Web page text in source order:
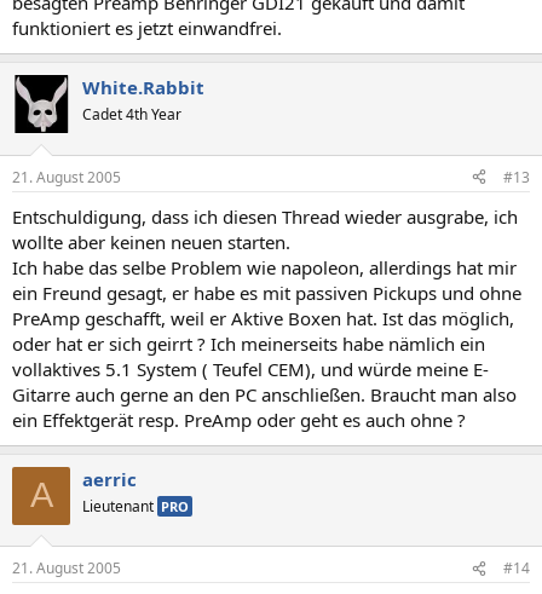
funktioniert es jetzt einwandfrei.
White.Rabbit
Cadet 4th Year
21. August 2005 #13
Entschuldigung, dass ich diesen Thread wieder ausgrabe, ich
wollte aber keinen neuen starten.
Ich habe das selbe Problem wie napoleon, allerdings hat mir
ein Freund gesagt, er habe es mit passiven Pickups und ohne
PreAmp geschafft, weil er Aktive Boxen hat. Ist das möglich,
oder hat er sich geirrt ? Ich meinerseits habe nämlich ein
vollaktives 5.1 System ( Teufel CEM), und würde meine E-
Gitarre auch gerne an den PC anschließen. Braucht man also
ein Effektgerät resp. PreAmp oder geht es auch ohne ?
A aerric
Lieutenant PRO
21. August 2005 #14